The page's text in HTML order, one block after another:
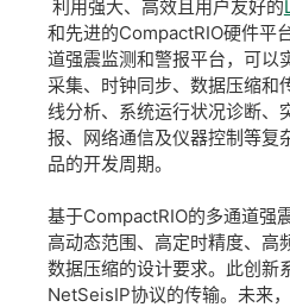
利用强大、高效且用户友好的
和先进的CompactRIO硬件平
道强震监测和警报平台，可以
采集、时钟同步、数据压缩和
线分析、系统运行状况诊断、
报、网络通信及仪器控制等复
品的开发周期。
基于CompactRIO的多通道强
高动态范围、高定时精度、高
数据压缩的设计要求。此创新
NetSeisIP协议的传输。未来